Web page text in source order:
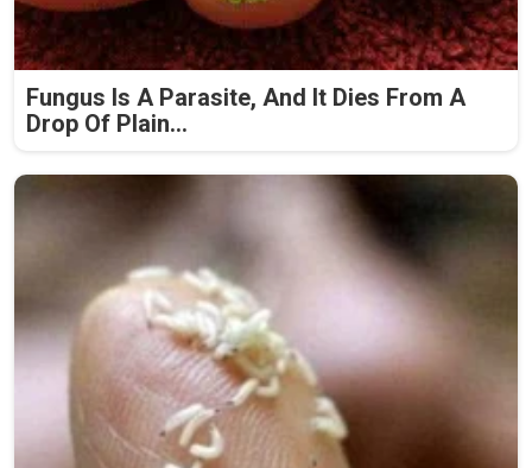
Fungus Is A Parasite, And It Dies From A
Drop Of Plain...